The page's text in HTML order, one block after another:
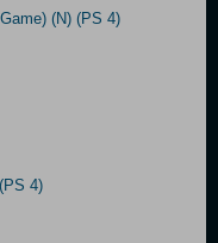
(N) (PS 4)
4)